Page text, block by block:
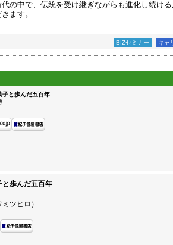
の中で、伝統を受け継ぎながらも進化し続け
ます。
BIZセミナー キャ
子と歩んだ五百年
と歩んだ五百年
ミツヒロ）